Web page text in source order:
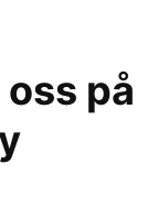
på